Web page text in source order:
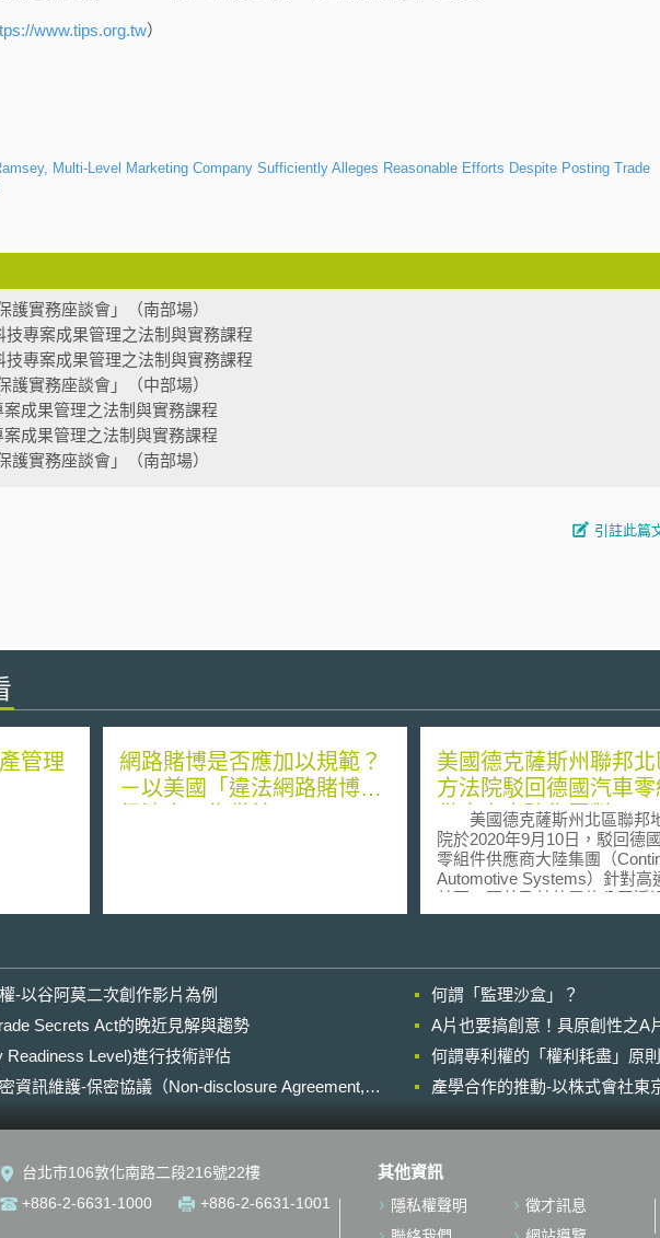
www.tips.org.tw）
Multi-Level Marketing Company Sufficiently Alleges Reasonable Efforts Despite Posting Trade
護實務座談會」（南部場）
技專案成果管理之法制與實務課程
技專案成果管理之法制與實務課程
護實務座談會」（中部場）
案成果管理之法制與實務課程
案成果管理之法制與實務課程
護實務座談會」（南部場）
引註此篇
管理
網路賭博是否應加以規範？
－以美國「違法網路賭博執
美國德克薩斯州聯邦
方法院駁回德國汽車
供應商大陸集團對
權SEP模式違反反托拉
訴訟
美國德克薩斯州北區聯邦
院於2020年9月10日，駁回德
零組件供應商大陸集團（
Automotive Systems）針對高
基亞、夏普及其他電信公司透
Avanci授權標準必要專利（
授權平台，而Avanci繞過零組
商，直接與汽車製造商就授權
行談判，並未違反反托拉
按大陸集團係依據《休曼法》
（Sherman Antitrust Act）第2
反壟斷訴訟，指Avanic及其成
擁有者並提高專利授權費用。
Qualcomm案的相同看法指出
為是屬於Avanic及成員的契約
即SEP持有人可以選擇依照公
理、無歧視（Fair,
-以谷阿莫二次創作影片為例
何謂「監理沙盒」？
Secrets Act的晚近見解與趨勢
A片也要搞創意！具原創性之A
Readiness Level)進行技術評估
何謂專利權的「權利耗盡」原
資訊維護-保密協議（Non-disclosure Agreement,
產學合作的推動-以株式會社東
台北市106敦化南路二段216號22樓
+886-2-6631-1000
+886-2-6631-1001
其他資訊
隱私權聲明
徵才訊息